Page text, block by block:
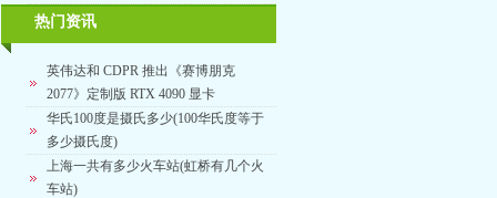
热门资讯
英伟达和 CDPR 推出《赛博朋克
2077》定制版 RTX 4090 显卡
华氏100度是摄氏多少(100华氏度等于
多少摄氏度)
上海一共有多少火车站(虹桥有几个火
车站)